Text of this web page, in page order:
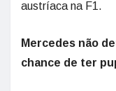
austríaca na F1.
Mercedes não
chance de ter